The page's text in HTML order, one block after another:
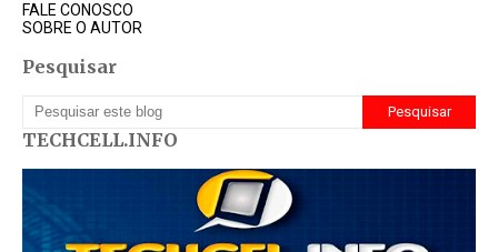
FALE CONOSCO
SOBRE O AUTOR
Pesquisar
TECHCELL.INFO